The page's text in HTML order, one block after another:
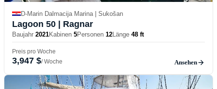
D-Marin Dalmacija Marina | Sukošan
Lagoon 50 | Ragnar
Baujahr 2021Kabinen 5Personen 12Länge 48 ft
Preis pro Woche
3,947 $/ Woche Ansehen